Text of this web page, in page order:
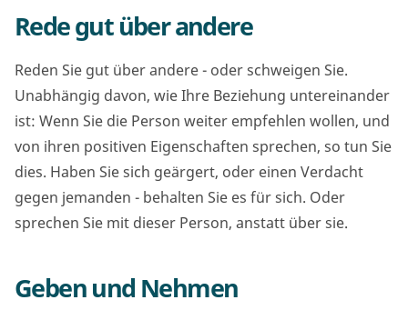
Rede gut über andere
Reden Sie gut über andere - oder schweigen Sie.
Unabhängig davon, wie Ihre Beziehung untereinander
ist: Wenn Sie die Person weiter empfehlen wollen, und
von ihren positiven Eigenschaften sprechen, so tun Sie
dies. Haben Sie sich geärgert, oder einen Verdacht
gegen jemanden - behalten Sie es für sich. Oder
sprechen Sie mit dieser Person, anstatt über sie.
Geben und Nehmen